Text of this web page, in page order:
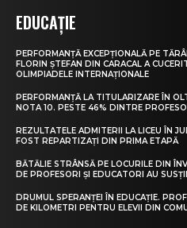
EDUCAȚIE
PERFORMANȚĂ EXCEPȚIONALĂ PE
FLORIN ȘTEFAN DIN CARACAL A
OLIMPIADELE INTERNAȚIONALE
PERFORMANȚĂ LA TITULARIZARE ÎN
NOTA 10. PESTE 46% DINTRE
REZULTATELE ADMITERII LA LICEU ÎN
FOST REPARTIZAȚI DIN PRIMA ETAPĂ
BĂTĂLIE STRÂNSĂ PE LOCURILE DIN
DE PROFESORI ȘI EDUCATORI AU
DRUMUL SPERANȚEI ÎN EDUCAȚIE.
DE KILOMETRI PENTRU ELEVII DIN